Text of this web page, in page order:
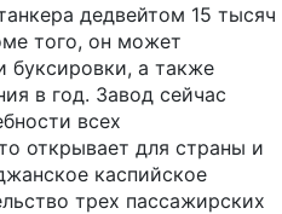
дедвейтом 15 тысяч
того, он может
буксировки, а также
в год. Завод сейчас
всех
открывает для страны и
каспийское
трех пассажирских